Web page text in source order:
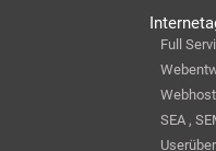
Full
SEA ,